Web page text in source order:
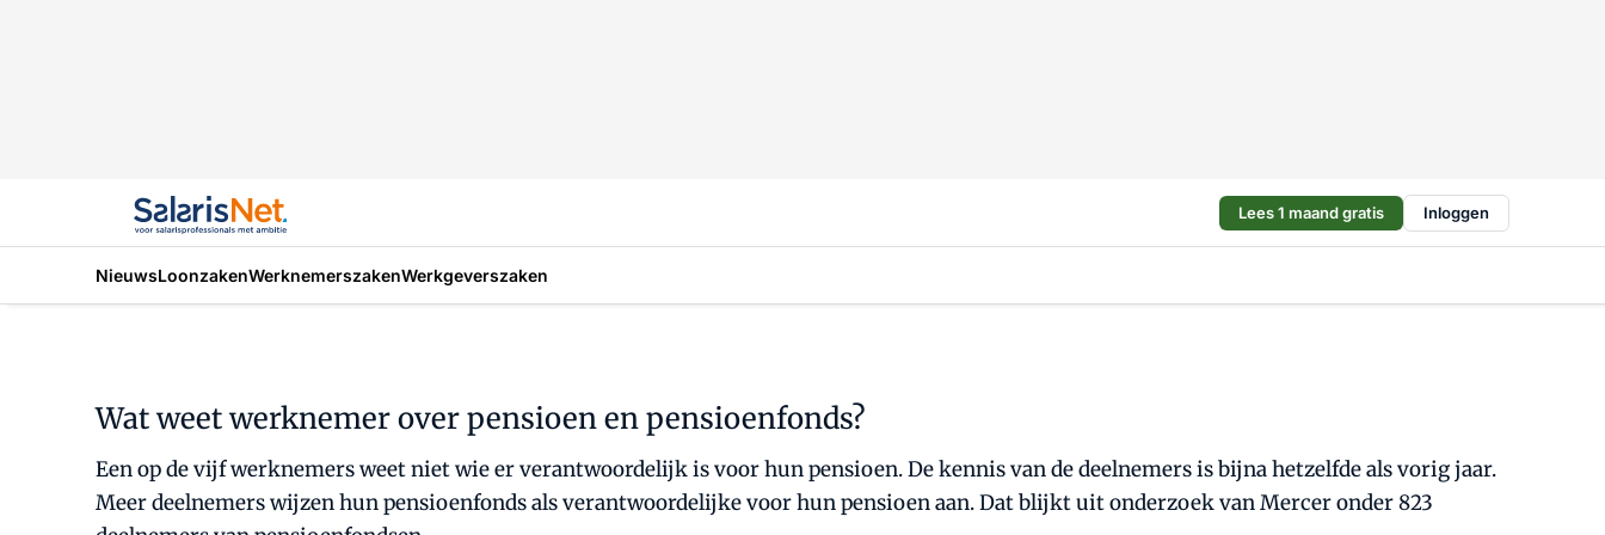
Lees 1 maand gratis Inloggen
NieuwsLoonzakenWerknemerszakenWerkgeverszaken
Wat weet werknemer over pensioen en pensioenfonds?
Een op de vijf werknemers weet niet wie er verantwoordelijk is voor hun pensioen. De kennis van de deelnemers is bijna hetzelfde als vorig jaar.
Meer deelnemers wijzen hun pensioenfonds als verantwoordelijke voor hun pensioen aan. Dat blijkt uit onderzoek van Mercer onder 823